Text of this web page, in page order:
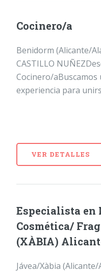
Cocinero/a
Benidorm (Alicante/
CASTILLO
Cocinero/
experiencia para
VER DETALLES
Especialista
Cosmética/
(XÀBIA)
Jávea/Xàbia